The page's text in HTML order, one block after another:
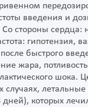
введения и
стороны сердца:
гипотензия,
быстрого
жара,
шока.
случаях,
которых